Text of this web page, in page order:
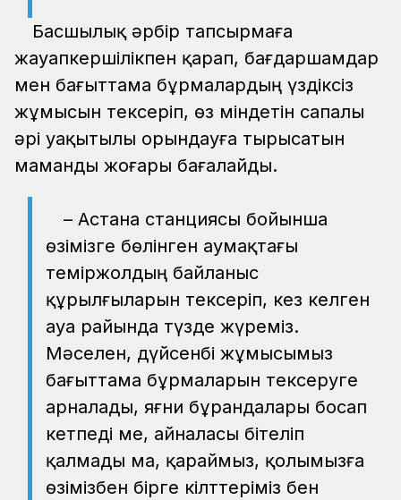
Басшылық әрбір тапсырмаға
жауапкершілікпен қарап, бағдаршамдар
мен бағыттама бұрмалардың үздіксіз
жұмысын тексеріп, өз міндетін сапалы
әрі уақытылы орындауға тырысатын
маманды жоғары бағалайды.
– Астана станциясы бойынша
өзімізге бөлінген аумақтағы
теміржолдың байланыс
құрылғыларын тексеріп, кез келген
ауа райында түзде жүреміз.
Мәселен, дүйсенбі жұмысымыз
бағыттама бұрмаларын тексеруге
арналады, яғни бұрандалары босап
кетпеді ме, айналасы бітеліп
қалмады ма, қараймыз, қолымызға
өзімізбен бірге кілттеріміз бен